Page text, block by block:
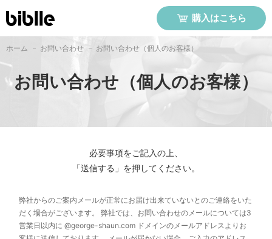
購入はこちら
ホーム お問い合わせ お問い合わせ（個人のお客様）
お問い合わせ（個人のお客様）
必要事項をご記入の上、
「送信する」を押してください。
弊社からのご案内メールが正常にお届け出来ていないとのご連絡をいた
だく場合がございます。 弊社では、お問い合わせのメールについては3
営業日以内に @george-shaun.com ドメインのメールアドレスよりお